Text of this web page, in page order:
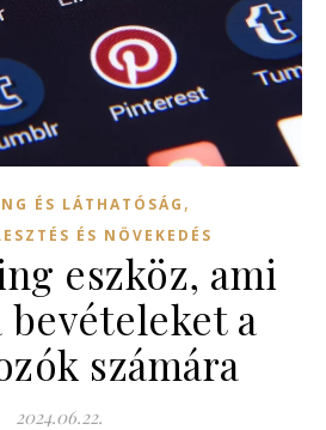
ÉS LÁTHATÓSÁG ,
ÉS NÖVEKEDÉS
eszköz, ami
a
számára
2024.06.22.